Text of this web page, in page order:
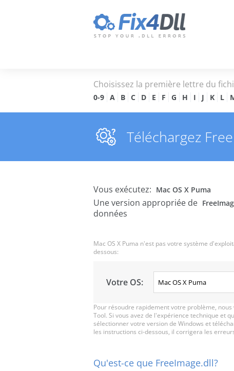
Choisissez la première lettre du
0-9 A B C D E F G H I J K L
Téléchargez
Vous exécutez: Mac OS X Puma
Une version appropriée de
données
Mac OS X Puma n'est pas votre système
dessous:
Votre OS:
Pour résoudre rapidement votre problème,
Tool. Si vous avez de l'expérience technique et
sélectionner votre version de Windows et
les instructions ci-dessous, il corrigera les
Qu'est-ce que FreeImage.dll?